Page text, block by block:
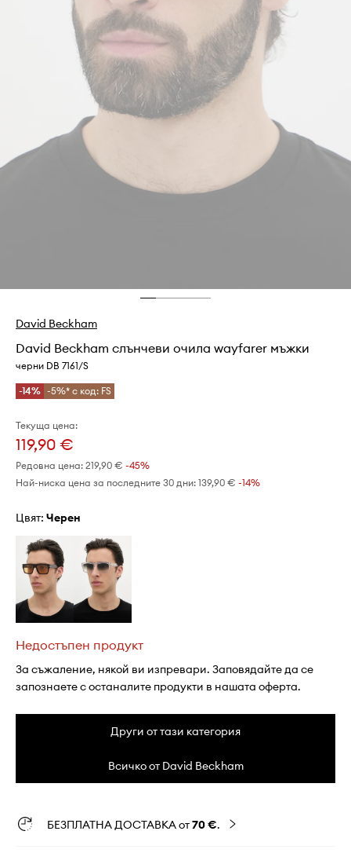
David Beckham
David Beckham слънчеви очила wayfarer мъжки
черни DB 7161/S
-14% -5%* с код: FS
Текуща цена:
119,90 €
Редовна цена: 219,90 € -45%
Най-ниска цена за последните 30 дни: 139,90 € -14%
Цвят: черен
Недостъпен продукт
За съжаление, някой ви изпревари. Заповядайте да се
запознаете с останалите продукти в нашата оферта.
Други от тази категория
Всичко от David Beckham
БЕЗПЛАТНА ДОСТАВКА от70 €.